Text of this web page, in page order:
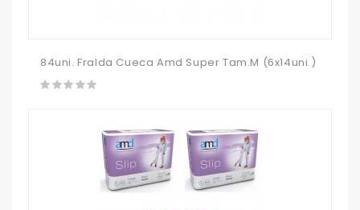
84uni. Fralda Cueca Amd Super Tam.M (6x14uni.)